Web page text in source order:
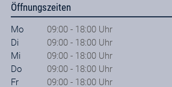
Öffnungszeiten
Mo
09:00 - 18:00 Uhr
Di
09:00 - 18:00 Uhr
Mi
09:00 - 18:00 Uhr
Do
09:00 - 18:00 Uhr
Fr
09:00 - 18:00 Uhr